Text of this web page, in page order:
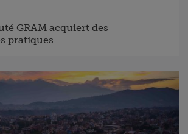
GRAM acquiert des
pratiques